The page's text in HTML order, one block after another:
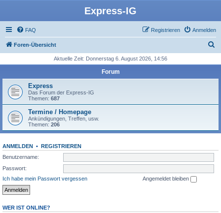
Express-IG
FAQ Anmelden
Registrieren
Foren-Übersicht
h
Aktuelle Zeit: Donnerstag 6. August 2026, 14:56
Forum
Express
Das Forum der Express-IG
Themen: 687
Termine / Homepage
Ankündigungen, Treffen, usw.
Themen: 206
ANMELDEN • REGISTRIEREN
Benutzername:
Passwort:
Ich habe mein Passwort vergessen
Angemeldet bleiben
WER IST ONLINE?